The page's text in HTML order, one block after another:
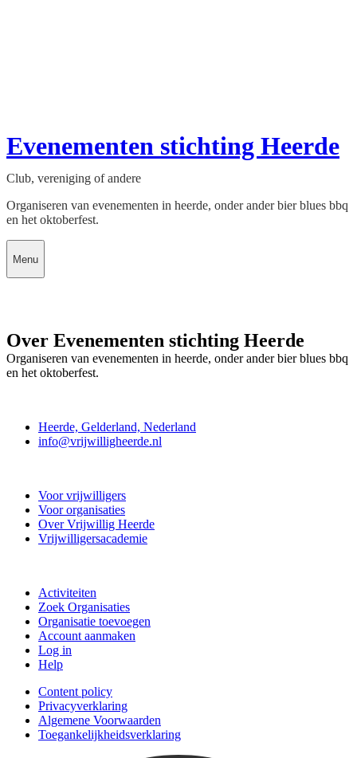
Evenementen stichting Heerde
Club, vereniging of andere
Organiseren van evenementen in heerde, onder ander bier blues bbq
en het oktoberfest.
Menu
Over Evenementen stichting Heerde
Organiseren van evenementen in heerde, onder ander bier blues bbq
en het oktoberfest.
Heerde, Gelderland, Nederland
info@vrijwilligheerde.nl
Voor vrijwilligers
Voor organisaties
Over Vrijwillig Heerde
Vrijwilligersacademie
Activiteiten
Zoek Organisaties
Organisatie toevoegen
Account aanmaken
Log in
Help
Content policy
Privacyverklaring
Algemene Voorwaarden
Toegankelijkheidsverklaring